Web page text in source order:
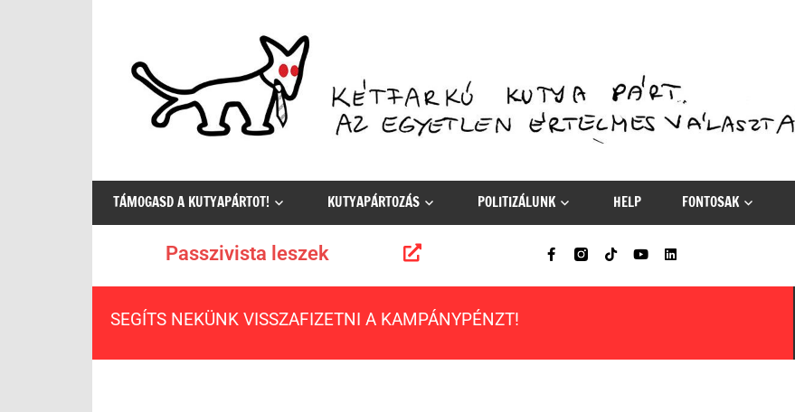
egyetlen
értelmes
választás
TÁMOGASD A KUTYAPÁRTOT! KUTYAPÁRTOZÁS POLITIZÁLUNK HELP FONTOSAK
Passzivista leszek
SEGÍTS NEKÜNK VISSZAFIZETNI A KAMPÁNYPÉNZT!